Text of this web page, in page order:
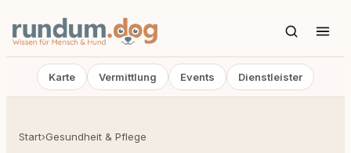
Karte Vermittlung Events Dienstleister
Start›Gesundheit & Pflege